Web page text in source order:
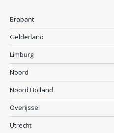
Brabant
Gelderland
Limburg
Noord
Noord Holland
Overijssel
Utrecht